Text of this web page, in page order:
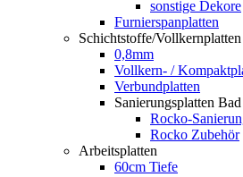
sonstige Dekore
Furnierspanplatten
Schichtstoffe/Vollkernplatten
0,8mm
Vollkern- /
Verbundplatten
Sanierungsplatten Bad
Rocko-
Rocko Zubehör
Arbeitsplatten
60cm Tiefe